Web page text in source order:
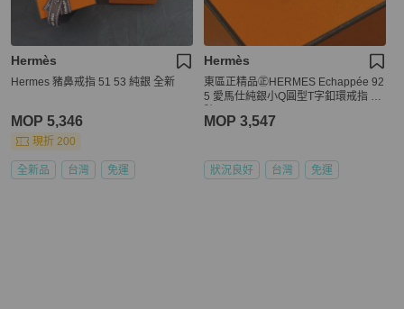
Hermès
Hermes 豬鼻戒指 51 53 純銀 全新
MOP 5,346
現折 200
全新品 台灣 免運
Hermès
東區正精品㊣HERMES Echappée 92
5 愛馬仕純銀小Q圓型T字釦環戒指 50
MOP 3,547
狀況良好 台灣 免運